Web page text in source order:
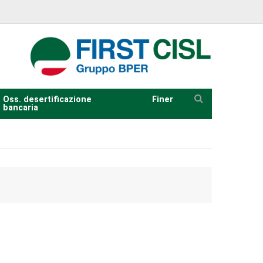
Oss. desertificazione
bancaria
Finer